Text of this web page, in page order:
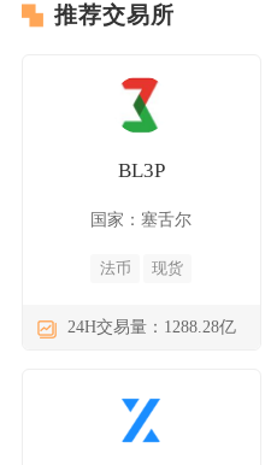
推荐交易所
BL3P
国家：塞舌尔
法币 现货
24H交易量：1288.28亿